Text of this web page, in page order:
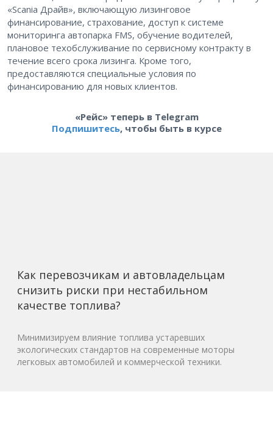
«Scania Драйв», включающую лизинговое
финансирование, страхование, доступ к системе
мониторинга автопарка FMS, обучение водителей,
плановое техобслуживание по сервисному контракту в
течение всего срока лизинга. Кроме того,
предоставляются специальные условия по
финансированию для новых клиентов.
«Рейс» теперь в Telegram
Подпишитесь, чтобы быть в курсе
Как перевозчикам и автовладельцам
снизить риски при нестабильном
качестве топлива?
Минимизируем влияние топлива устаревших
экологических стандартов на современные моторы
легковых автомобилей и коммерческой техники.